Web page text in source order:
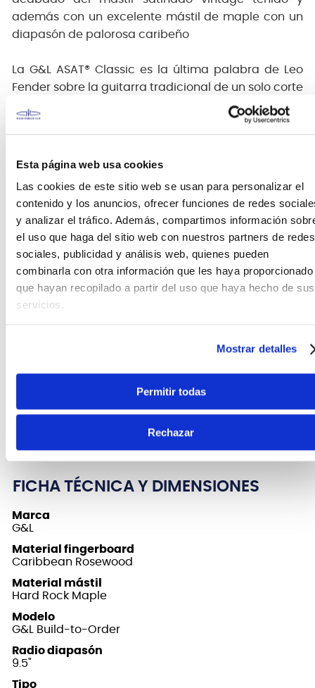
Esta página web usa cookies
Las cookies de este sitio web se usan para personalizar el
contenido y los anuncios, ofrecer funciones de redes
y analizar el tráfico. Además, compartimos información
el uso que haga del sitio web con nuestros partners de redes
sociales, publicidad y análisis web, quienes pueden
combinarla con otra información que les haya proporcionado
que hayan recopilado a partir del uso que haya hecho de sus
servicios.
Mostrar detalles
Permitir todas
Rechazar
además con un excelente mástil de maple con un
diapasón de palorosa caribeño
La G&L ASAT® Classic es la última palabra de Leo
Fender sobre la guitarra tradicional de un solo corte
de cuerpo bolt-on. Enmarcada en el clásico cuadro
de acero, las pastillas de puente Magnetic Field
ofrecen un ataque nítido con armónicos complejos,
individuales ofrece niveles modernos de
refinamiento de entonación. Pase a la pastilla del
mástil MFD™ de bobina simple y descubrirá una
paleta tonal deliciosamente rica, desde tonos de
jazz limpios y redondos hasta blues densos.
El mástil de arce de ASAT Classic presenta un
níquel-plata para una sensación sedosa.
Fundada por Leo Fender en 1980, los instrumentos
FICHA TÉCNICA Y DIMENSIONES
Marca
G&L
Material fingerboard
Caribbean Rosewood
Material mástil
Hard Rock Maple
Modelo
G&L Build-to-Order
Radio diapasón
9.5"
Tipo